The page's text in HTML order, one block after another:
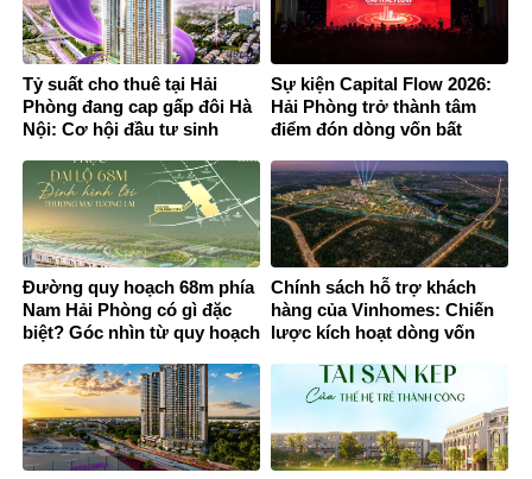
Tỷ suất cho thuê tại Hải
Phòng đang cap gấp đôi Hà
Nội: Cơ hội đầu tư sinh
Sự kiện Capital Flow 2026:
Hải Phòng trở thành tâm
điểm đón dòng vốn bất
Đường quy hoạch 68m phía
Nam Hải Phòng có gì đặc
biệt? Góc nhìn từ quy hoạch
Chính sách hỗ trợ khách
hàng của Vinhomes: Chiến
lược kích hoạt dòng vốn
động sản